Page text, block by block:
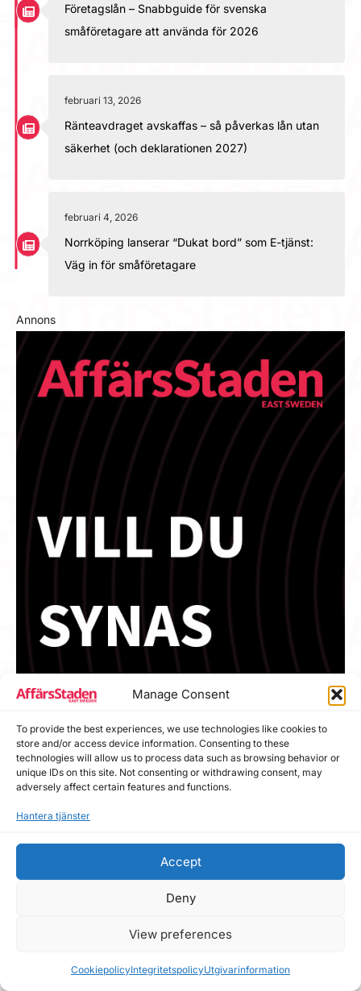
Manage Consent
To provide the best experiences, we use technologies like cookies to
store and/or access device information. Consenting to these
technologies will allow us to process data such as browsing behavior or
unique IDs on this site. Not consenting or withdrawing consent, may
adversely affect certain features and functions.
Hantera tjänster
Accept
Deny
View preferences
CookiepolicyIntegritetspolicyUtgivarinformation
Företagslån – Snabbguide för svenska
småföretagare att använda för 2026
februari 13, 2026
Ränteavdraget avskaffas – så påverkas lån utan
säkerhet (och deklarationen 2027)
februari 4, 2026
Norrköping lanserar “Dukat bord” som E-tjänst:
Väg in för småföretagare
Annons